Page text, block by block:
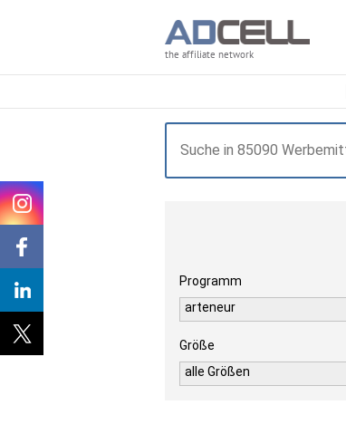
the affiliate network
Programm
arteneur
Größe
alle Größen